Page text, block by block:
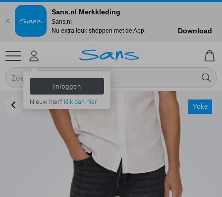
Inloggen
Nieuw hier? klik dan hier
Yoke
Sans.nl Merkkleding
Sans.nl
Nu extra leuk shoppen met de App.
Download